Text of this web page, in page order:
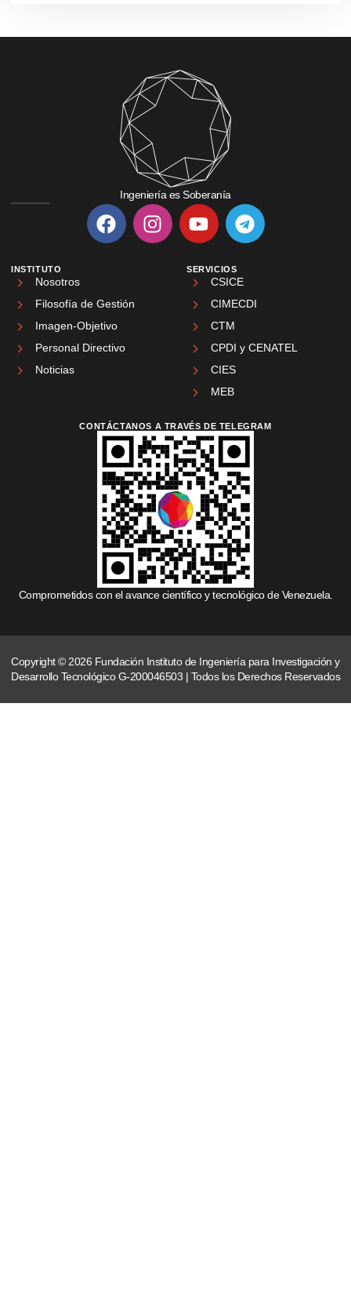
Ingeniería es Soberanía
INSTITUTO
Nosotros
Filosofía de Gestión
Imagen-Objetivo
Personal Directivo
Noticias
SERVICIOS
CSICE
CIMECDI
CTM
CPDI y CENATEL
CIES
MEB
CONTÁCTANOS A TRAVÉS DE TELEGRAM
Comprometidos con el avance científico y tecnológico de Venezuela.
Copyright © 2026 Fundación Instituto de Ingeniería para Investigación y
Desarrollo Tecnológico G-200046503 | Todos los Derechos Reservados